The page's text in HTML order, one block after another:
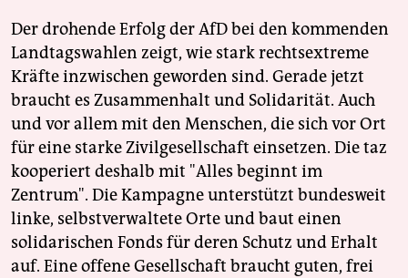
Der drohende Erfolg der AfD bei den kommenden
Landtagswahlen zeigt, wie stark rechtsextreme
Kräfte inzwischen geworden sind. Gerade jetzt
braucht es Zusammenhalt und Solidarität. Auch
und vor allem mit den Menschen, die sich vor Ort
für eine starke Zivilgesellschaft einsetzen. Die taz
kooperiert deshalb mit "Alles beginnt im
Zentrum". Die Kampagne unterstützt bundesweit
linke, selbstverwaltete Orte und baut einen
solidarischen Fonds für deren Schutz und Erhalt
auf. Eine offene Gesellschaft braucht guten, frei